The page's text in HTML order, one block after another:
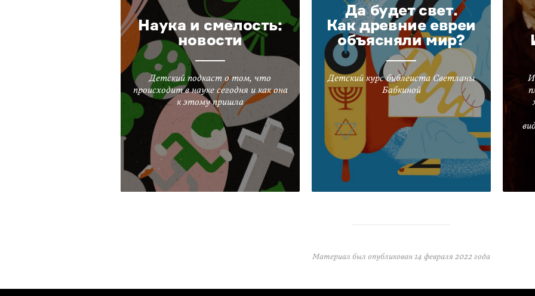
Наука и смелость:
новости
Детский подкаст о том, что
происходит в науке сегодня и как она
к этому пришла
Да будет свет.
Как древние евреи
объясняли мир?
Детский курс библеиста Светланы
Бабкиной
Материал был опубликован14 февраля 2022 года